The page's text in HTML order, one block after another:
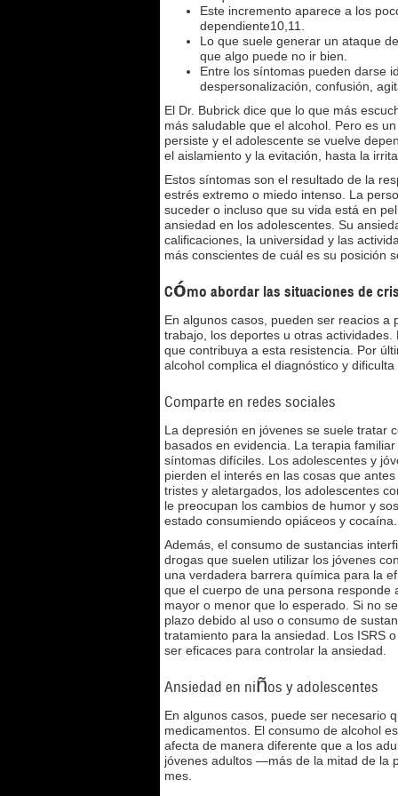
Este incremento aparece a los
dependiente10,11.
Lo que suele generar un ataque
que algo puede no ir bien.
Entre los síntomas pueden darse
despersonalización, confusión,
El Dr. Bubrick dice que lo que más
más saludable que el alcohol. Pero es
persiste y el adolescente se vuelve
el aislamiento y la evitación, hasta la
Estos síntomas son el resultado de la
estrés extremo o miedo intenso. La
suceder o incluso que su vida está en
ansiedad en los adolescentes. Su
calificaciones, la universidad y las
más conscientes de cuál es su posición
Cómo abordar las situaciones de
En algunos casos, pueden ser reacios
trabajo, los deportes u otras
que contribuya a esta resistencia. Por
alcohol complica el diagnóstico y
Comparte en redes sociales
La depresión en jóvenes se suele tratar
basados en evidencia. La terapia
síntomas difíciles. Los adolescentes y
pierden el interés en las cosas que
tristes y aletargados, los adolescentes
le preocupan los cambios de humor y
estado consumiendo opiáceos y cocaína.
Además, el consumo de sustancias
drogas que suelen utilizar los jóvenes
una verdadera barrera química para la
que el cuerpo de una persona responde
mayor o menor que lo esperado. Si no
plazo debido al uso o consumo de
tratamiento para la ansiedad. Los ISRS
ser eficaces para controlar la ansiedad.
Ansiedad en niños y adolescentes
En algunos casos, puede ser necesario
medicamentos. El consumo de alcohol
afecta de manera diferente que a los
jóvenes adultos —más de la mitad de la
mes.